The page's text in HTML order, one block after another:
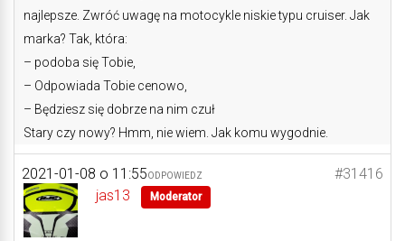
najlepsze. Zwróć uwagę na motocykle niskie typu cruiser. Jak
marka? Tak, która:
– podoba się Tobie,
– Odpowiada Tobie cenowo,
– Będziesz się dobrze na nim czuł
Stary czy nowy? Hmm, nie wiem. Jak komu wygodnie.
2021-01-08 o 11:55 #31416
ODPOWIEDZ
jas13 Moderator